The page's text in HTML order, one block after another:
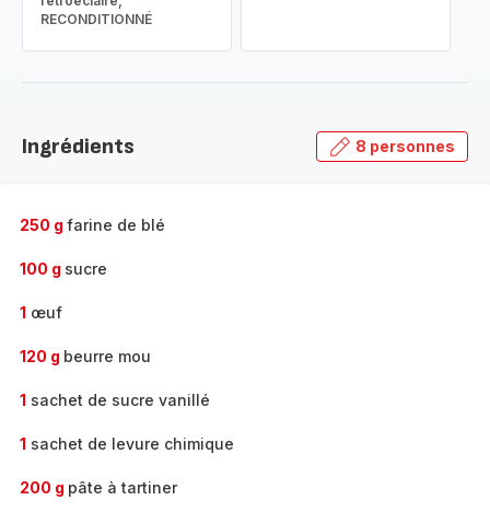
RECONDITIONNÉ
Ingrédients 8 personnes
250 g farine de blé
100 g sucre
1 œuf
120 g beurre mou
1 sachet de sucre vanillé
1 sachet de levure chimique
200 g pâte à tartiner